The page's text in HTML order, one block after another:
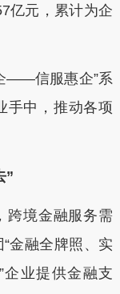
亿元，累计为企
——信服惠企”系
手中，推动各项
”
跨境金融服务需
金融全牌照、实
企业提供金融支